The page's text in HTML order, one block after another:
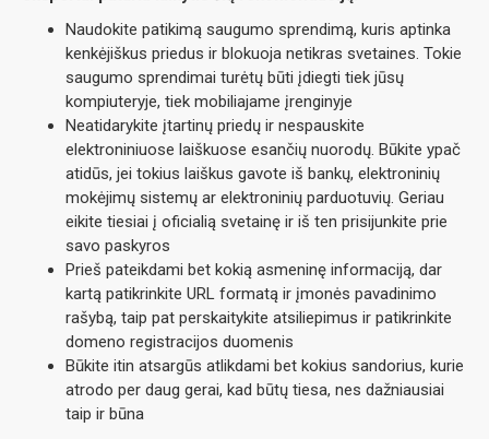
Naudokite patikimą saugumo sprendimą, kuris aptinka
kenkėjiškus priedus ir blokuoja netikras svetaines. Tokie
saugumo sprendimai turėtų būti įdiegti tiek jūsų
kompiuteryje, tiek mobiliajame įrenginyje
Neatidarykite įtartinų priedų ir nespauskite
elektroniniuose laiškuose esančių nuorodų. Būkite ypač
atidūs, jei tokius laiškus gavote iš bankų, elektroninių
mokėjimų sistemų ar elektroninių parduotuvių. Geriau
eikite tiesiai į oficialią svetainę ir iš ten prisijunkite prie
savo paskyros
Prieš pateikdami bet kokią asmeninę informaciją, dar
kartą patikrinkite URL formatą ir įmonės pavadinimo
rašybą, taip pat perskaitykite atsiliepimus ir patikrinkite
domeno registracijos duomenis
Būkite itin atsargūs atlikdami bet kokius sandorius, kurie
atrodo per daug gerai, kad būtų tiesa, nes dažniausiai
taip ir būna